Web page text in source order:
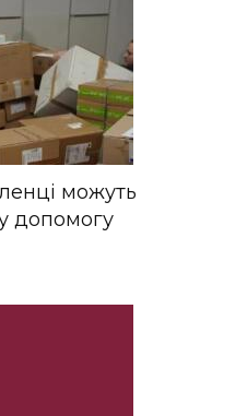
можуть
допомогу